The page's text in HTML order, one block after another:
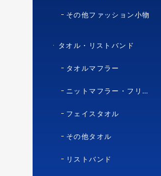
その他ファッション小物
タオル・リストバンド
タオルマフラー
ニットマフラー・フリースマフラー
フェイスタオル
その他タオル
リストバンド